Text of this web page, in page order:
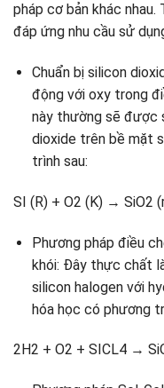
pháp cơ bản khác
đáp ứng nhu cầu sử
Chuẩn bị silicon
động với oxy trong
này thường sẽ được
dioxide trên bề mặt
trình sau:
SI (R) + O2 (K) → SiO2
Phương pháp điều
khói: Đây thực chất
silicon halogen với
hóa học có phương
2H2 + O2 + SICL4 →